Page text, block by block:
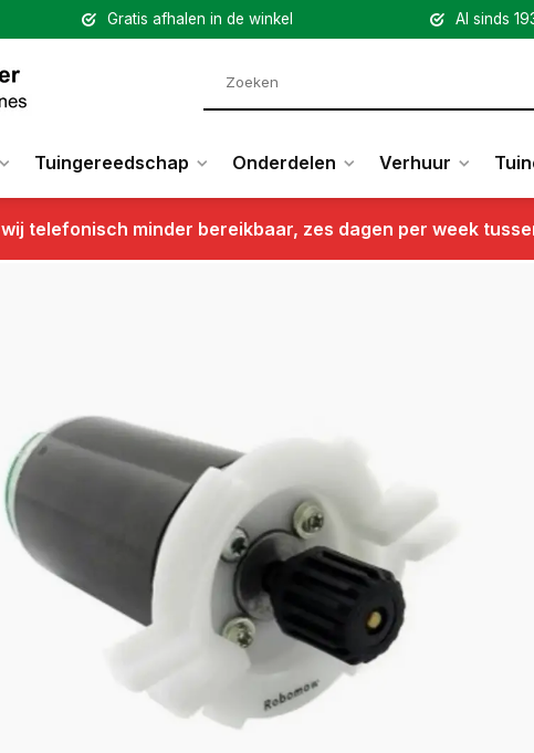
Gratis afhalen in de winkel Al sinds
Tuingereedschap Onderdelen Verhuur
telefonisch minder bereikbaar, zes dagen per week